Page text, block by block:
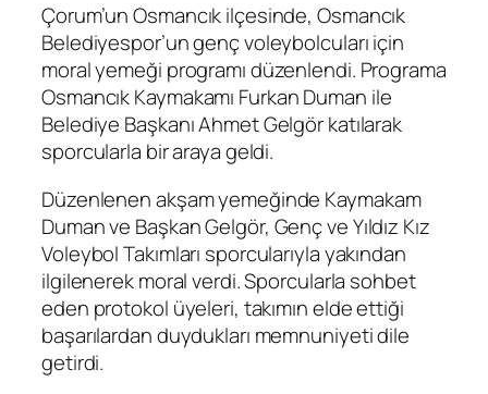
Çorum’un Osmancık ilçesinde, Osmancık
Belediyespor’un genç voleybolcuları için
moral yemeği programı düzenlendi. Programa
Osmancık Kaymakamı Furkan Duman ile
Belediye Başkanı Ahmet Gelgör katılarak
sporcularla bir araya geldi.
Düzenlenen akşam yemeğinde Kaymakam
Duman ve Başkan Gelgör, Genç ve Yıldız Kız
Voleybol Takımları sporcularıyla yakından
ilgilenerek moral verdi. Sporcularla sohbet
eden protokol üyeleri, takımın elde ettiği
başarılardan duydukları memnuniyeti dile
getirdi.